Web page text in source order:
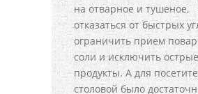
на отварное и тушеное,
отказаться от быстрых
ограничить прием
соли и исключить острые
продукты. А для
столовой было